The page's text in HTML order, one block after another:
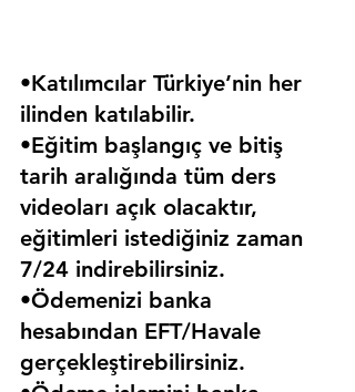
•Katılımcılar Türkiye’nin her
ilinden katılabilir.
•Eğitim başlangıç ve bitiş
tarih aralığında tüm ders
videoları açık olacaktır,
eğitimleri istediğiniz zaman
7/24 indirebilirsiniz.
•Ödemenizi banka
hesabından EFT/Havale
gerçekleştirebilirsiniz.